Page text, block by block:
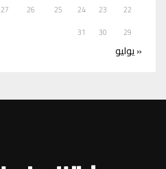
22
23
24
25
26
27
29
30
31
« يوليو